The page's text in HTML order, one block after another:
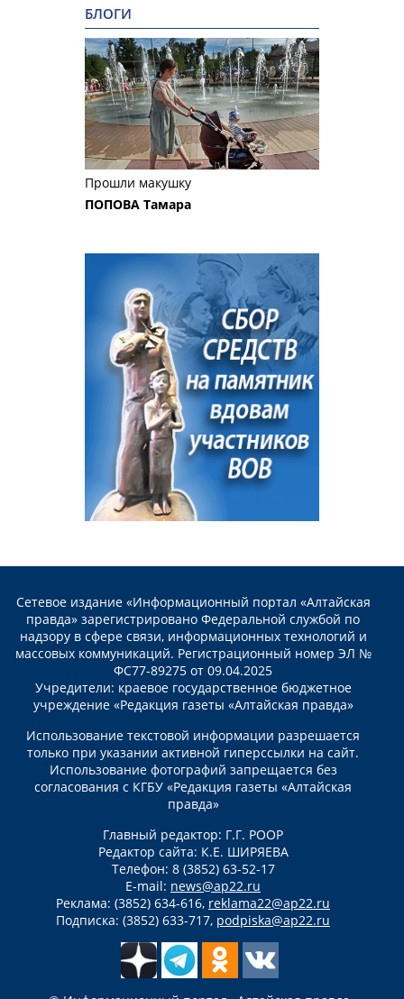
БЛОГИ
Прошли макушку
ПОПОВА Тамара
Сетевое издание «Информационный портал «Алтайская
правда» зарегистрировано Федеральной службой по
надзору в сфере связи, информационных технологий и
массовых коммуникаций. Регистрационный номер ЭЛ №
ФС77-89275 от 09.04.2025
Учредители: краевое государственное бюджетное
учреждение «Редакция газеты «Алтайская правда»
Использование текстовой информации разрешается
только при указании активной гиперссылки на сайт.
Использование фотографий запрещается без
согласования с КГБУ «Редакция газеты «Алтайская
правда»
Главный редактор: Г.Г. РООР
Редактор сайта: К.Е. ШИРЯЕВА
Телефон: 8 (3852) 63-52-17
E-mail: news@ap22.ru
Реклама: (3852) 634-616, reklama22@ap22.ru
Подписка: (3852) 633-717, podpiska@ap22.ru